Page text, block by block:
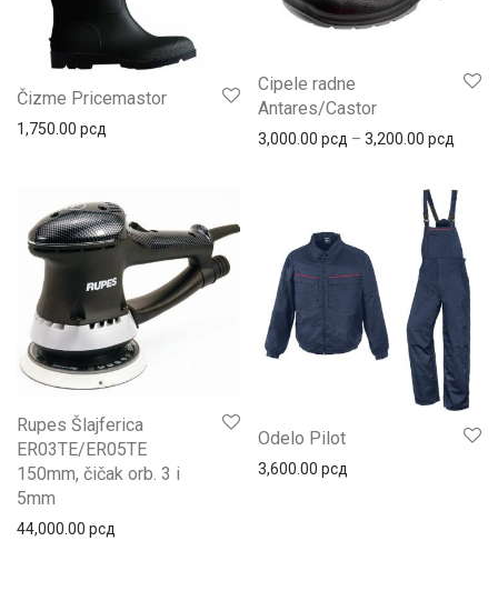
Čizme Pricemastor
1,750.00 рсд
Cipele radne
Antares/Castor
3,000.00 рсд – 3,200.00 рсд
Rupes Šlajferica
ER03TE/ER05TE
150mm, čičak orb. 3 i
5mm
44,000.00 рсд
Odelo Pilot
3,600.00 рсд